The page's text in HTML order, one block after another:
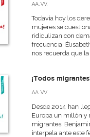
AA.VV.
Todavía hoy los
mujeres se
ridiculizan con
frecuencia.
nos recuerda que la
¡Todos
AA.VV.
Desde 2014 han
Europa un millón y
migrantes.
interpela ante este